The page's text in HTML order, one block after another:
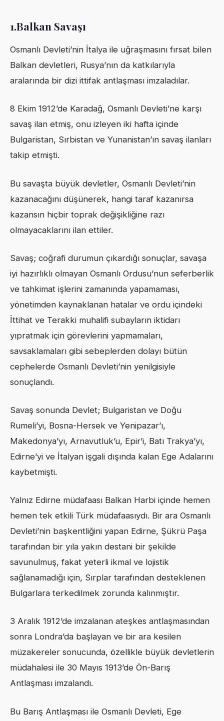
1.Balkan Savaşı
Osmanlı Devleti’nin İtalya ile uğraşmasını fırsat bilen
Balkan devletleri, Rusya’nın da katkılarıyla
aralarında bir dizi ittifak antlaşması imzaladılar.
8 Ekim 1912’de Karadağ, Osmanlı Devleti’ne karşı
savaş ilan etmiş, onu izleyen iki hafta içinde
Bulgaristan, Sırbistan ve Yunanistan’ın savaş ilanları
takip etmişti.
Bu savaşta büyük devletler, Osmanlı Devleti’nin
kazanacağını düşünerek, hangi taraf kazanırsa
kazansın hiçbir toprak değişikliğine razı
olmayacaklarını ilan ettiler.
Savaş; coğrafi durumun çıkardığı sonuçlar, savaşa
iyi hazırlıklı olmayan Osmanlı Ordusu’nun seferberlik
ve tahkimat işlerini zamanında yapamaması,
yönetimden kaynaklanan hatalar ve ordu içindeki
İttihat ve Terakki muhalifi subayların iktidarı
yıpratmak için görevlerini yapmamaları,
savsaklamaları gibi sebeplerden dolayı bütün
cephelerde Osmanlı Devleti’nin yenilgisiyle
sonuçlandı.
Savaş sonunda Devlet; Bulgaristan ve Doğu
Rumeli’yi, Bosna-Hersek ve Yenipazar’ı,
Makedonya’yı, Arnavutluk’u, Epir’i, Batı Trakya’yı,
Edirne’yi ve İtalyan işgali dışında kalan Ege Adalarını
kaybetmişti.
Yalnız Edirne müdafaası Balkan Harbi içinde hemen
hemen tek etkili Türk müdafaasıydı. Bir ara Osmanlı
Devleti’nin başkentliğini yapan Edirne, Şükrü Paşa
tarafından bir yıla yakın destani bir şekilde
savunulmuş, fakat yeterli ikmal ve lojistik
sağlanamadığı için, Sırplar tarafından desteklenen
Bulgarlara terkedilmek zorunda kalınmıştır.
3 Aralık 1912’de imzalanan ateşkes antlaşmasından
sonra Londra’da başlayan ve bir ara kesilen
müzakereler sonucunda, özellikle büyük devletlerin
müdahalesi ile 30 Mayıs 1913’de Ön-Barış
Antlaşması imzalandı.
Bu Barış Antlaşması ile Osmanlı Devleti, Ege